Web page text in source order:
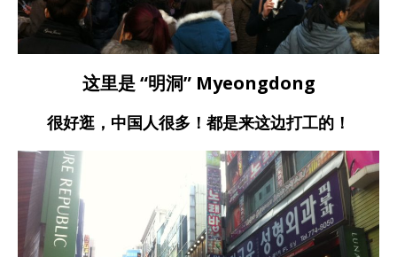
这里是 “明洞” Myeongdong
很好逛，中国人很多！都是来这边打工的！